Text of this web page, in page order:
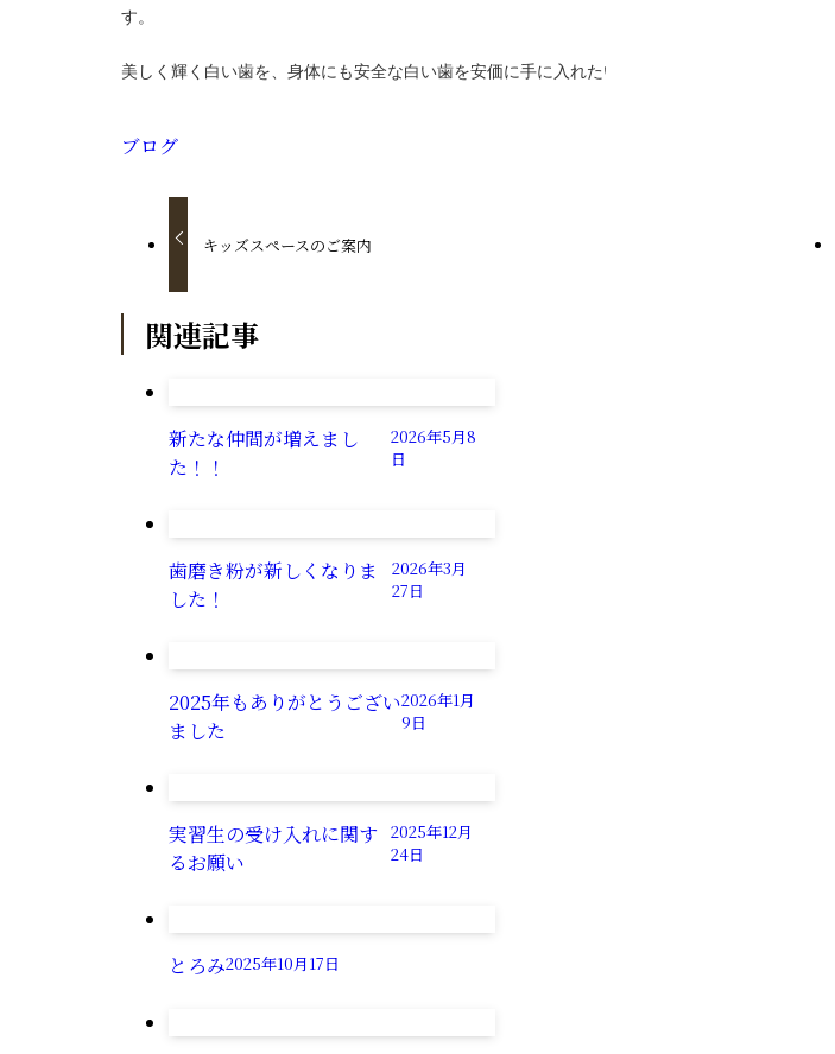
す。
美しく輝く白い歯を、身体にも安全な白い歯を安価に手に入れたいとお考えの患者さんに、ベ
ブログ
キッズスペースのご案内
関連記事
新たな仲間が増えまし
た！！
2026年5月8
日
歯磨き粉が新しくなりま
した！
2026年3月
27日
2025年もありがとうござい
ました
2026年1月
9日
実習生の受け入れに関す
るお願い
2025年12月
24日
とろみ2025年10月17日